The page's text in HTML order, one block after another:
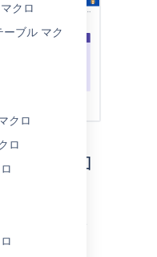
クロ
ーブル マク
クロ
ロ
ジに追加
追加するには、